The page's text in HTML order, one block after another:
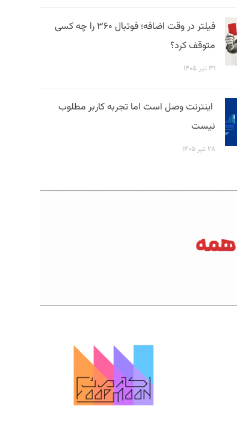
فیلتر در وقت اضافه؛ فوتبال ۳۶۰ را چه کسی
متوقف کرد؟
۳۱ تیر ۱۴۰۵
اینترنت وصل است اما تجربه کاربر مطلوب
نیست
۲۸ تیر ۱۴۰۵